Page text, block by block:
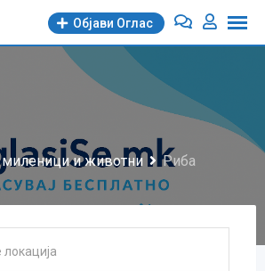
Објави Oглас
и животни Риба